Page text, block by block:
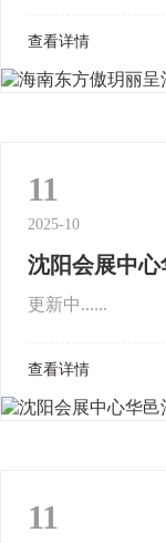
东方市中心，地
场、东方市五馆
查看详情
11
2025-10
沈阳会展中
更新中......
查看详情
11